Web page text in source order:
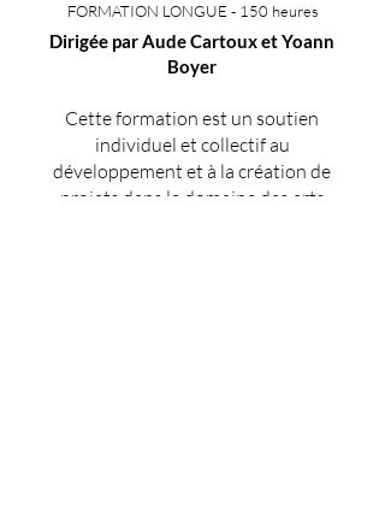
FORMATION LONGUE - 150 heures
Dirigée parAude Cartoux et Yoann
Boyer
Cette formation est un soutien
individuel et collectif au
développement et à la création de
projets dans le domaine des arts